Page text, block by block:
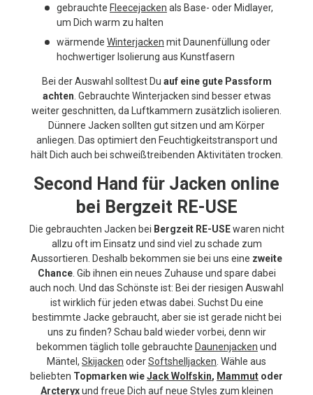
gebrauchte Fleecejacken als Base- oder Midlayer,
um Dich warm zu halten
wärmende Winterjacken mit Daunenfüllung oder
hochwertiger Isolierung aus Kunstfasern
Bei der Auswahl solltest Du auf eine gute Passform
achten. Gebrauchte Winterjacken sind besser etwas
weiter geschnitten, da Luftkammern zusätzlich isolieren.
Dünnere Jacken sollten gut sitzen und am Körper
anliegen. Das optimiert den Feuchtigkeitstransport und
hält Dich auch bei schweißtreibenden Aktivitäten trocken.
Second Hand für Jacken online
bei Bergzeit RE-USE
Die gebrauchten Jacken bei Bergzeit RE-USEwaren nicht
allzu oft im Einsatz und sind viel zu schade zum
Aussortieren. Deshalb bekommen sie bei uns eine zweite
Chance. Gib ihnen ein neues Zuhause und spare dabei
auch noch. Und das Schönste ist: Bei der riesigen Auswahl
ist wirklich für jeden etwas dabei. Suchst Du eine
bestimmte Jacke gebraucht, aber sie ist gerade nicht bei
uns zu finden? Schau bald wieder vorbei, denn wir
bekommen täglich tolle gebrauchte Daunenjacken und
Mäntel, Skijacken oderSoftshelljacken. Wähle aus
beliebten Topmarken wieJack Wolfskin, Mammut oder
Arcteryxund freue Dich auf neue Styles zum kleinen